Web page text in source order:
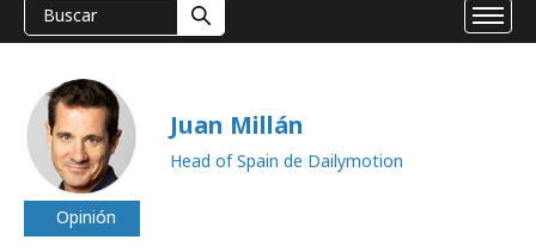
Juan Millán
Head of Spain de Dailymotion
Opinión